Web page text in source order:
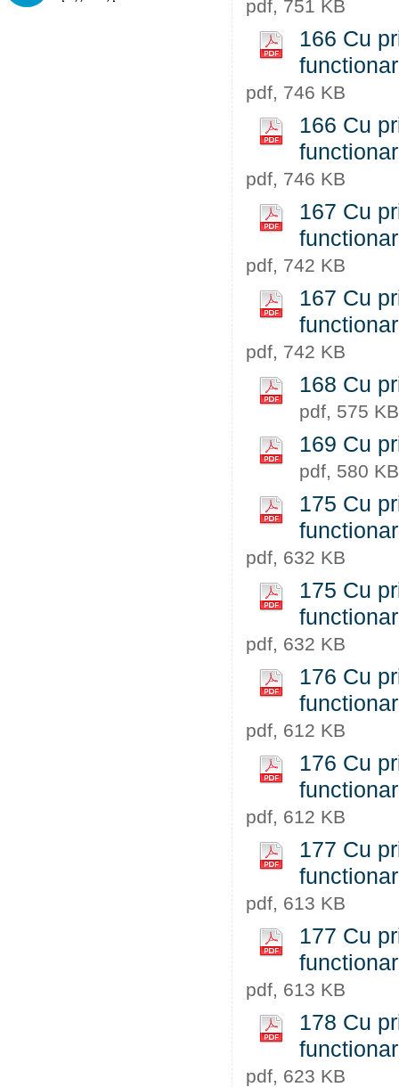
pdf, 751 KB
166 Cu
pdf, 746 KB
166 Cu
pdf, 746 KB
167 Cu
pdf, 742 KB
167 Cu
pdf, 742 KB
168 Cu
pdf, 575 KB
169 Cu
pdf, 580 KB
175 Cu
pdf, 632 KB
175 Cu
pdf, 632 KB
176 Cu
pdf, 612 KB
176 Cu
pdf, 612 KB
177 Cu
pdf, 613 KB
177 Cu
pdf, 613 KB
178 Cu
pdf, 623 KB